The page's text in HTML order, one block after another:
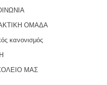
ΟΜΑΔΑ
κανονισμός
ΜΑΣ